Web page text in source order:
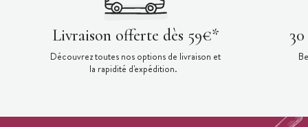
Livraison offerte dès 59€*
Découvrez toutes nos options de livraison et
la rapidité d'expédition.